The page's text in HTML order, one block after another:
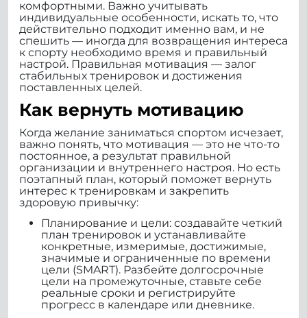
комфортными. Важно учитывать
индивидуальные особенности, искать то, что
действительно подходит именно вам, и не
спешить — иногда для возвращения интереса
к спорту необходимо время и правильный
настрой. Правильная мотивация — залог
стабильных тренировок и достижения
поставленных целей.
Как вернуть мотивацию
Когда желание заниматься спортом исчезает,
важно понять, что мотивация — это не что-то
постоянное, а результат правильной
организации и внутреннего настроя. Но есть
поэтапный план, который поможет вернуть
интерес к тренировкам и закрепить
здоровую привычку:
Планирование и цели: создавайте четкий
план тренировок и устанавливайте
конкретные, измеримые, достижимые,
значимые и ограниченные по времени
цели (SMART). Разбейте долгосрочные
цели на промежуточные, ставьте себе
реальные сроки и регистрируйте
прогресс в календаре или дневнике.